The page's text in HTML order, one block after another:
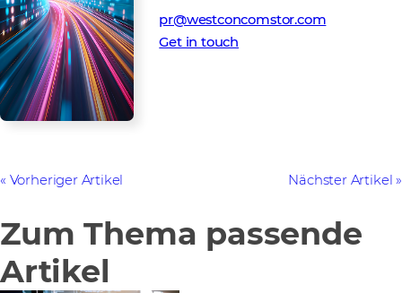
pr@westconcomstor.com
Get in touch
Vorheriger Artikel Nächster Artikel
Zum Thema passende
Artikel